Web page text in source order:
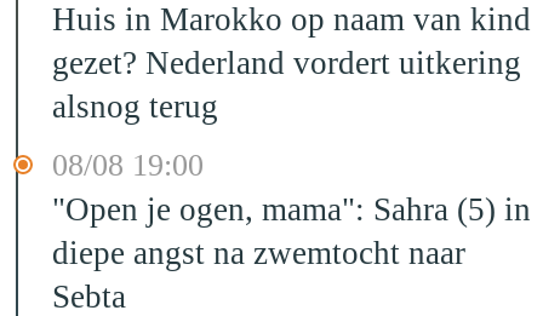
Huis in Marokko op naam van kind
gezet? Nederland vordert uitkering
alsnog terug
08/08 19:00
"Open je ogen, mama": Sahra (5) in
diepe angst na zwemtocht naar
Sebta